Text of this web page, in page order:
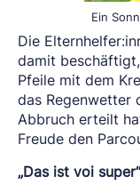
Ein
Die
damit
Pfeile mit dem
das Regenwetter
Abbruch erteilt
Freude den
„Das ist voi super“